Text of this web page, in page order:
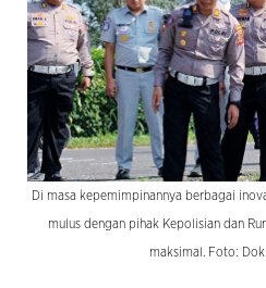
Di masa kepemimpinannya berbagai
mulus dengan pihak Kepolisian dan
maksimal. Foto: